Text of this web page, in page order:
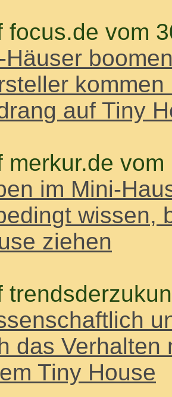
focus.de vom
Häuser
auf Tiny
merkur.de
im Mini-
wissen,
ziehen
das Verhalten
Tiny House